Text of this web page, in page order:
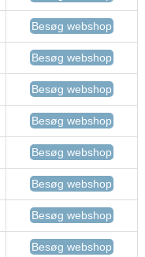
Besøg webshop
Besøg webshop
Besøg webshop
Besøg webshop
Besøg webshop
Besøg webshop
Besøg webshop
Besøg webshop